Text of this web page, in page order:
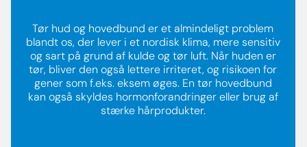
Tør hud og hovedbund er et almindeligt problem
blandt os, der lever i et nordisk klima, mere sensitiv
og sart på grund af kulde og tør luft. Når huden er
tør, bliver den også lettere irriteret, og risikoen for
gener som f.eks. eksem øges. En tør hovedbund
kan også skyldes hormonforandringer eller brug af
stærke hårprodukter.